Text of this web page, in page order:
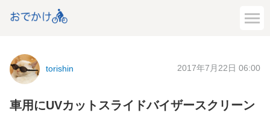
torishin 2017年7月22日 06:00
車用にUVカットスライドバイザースクリーン